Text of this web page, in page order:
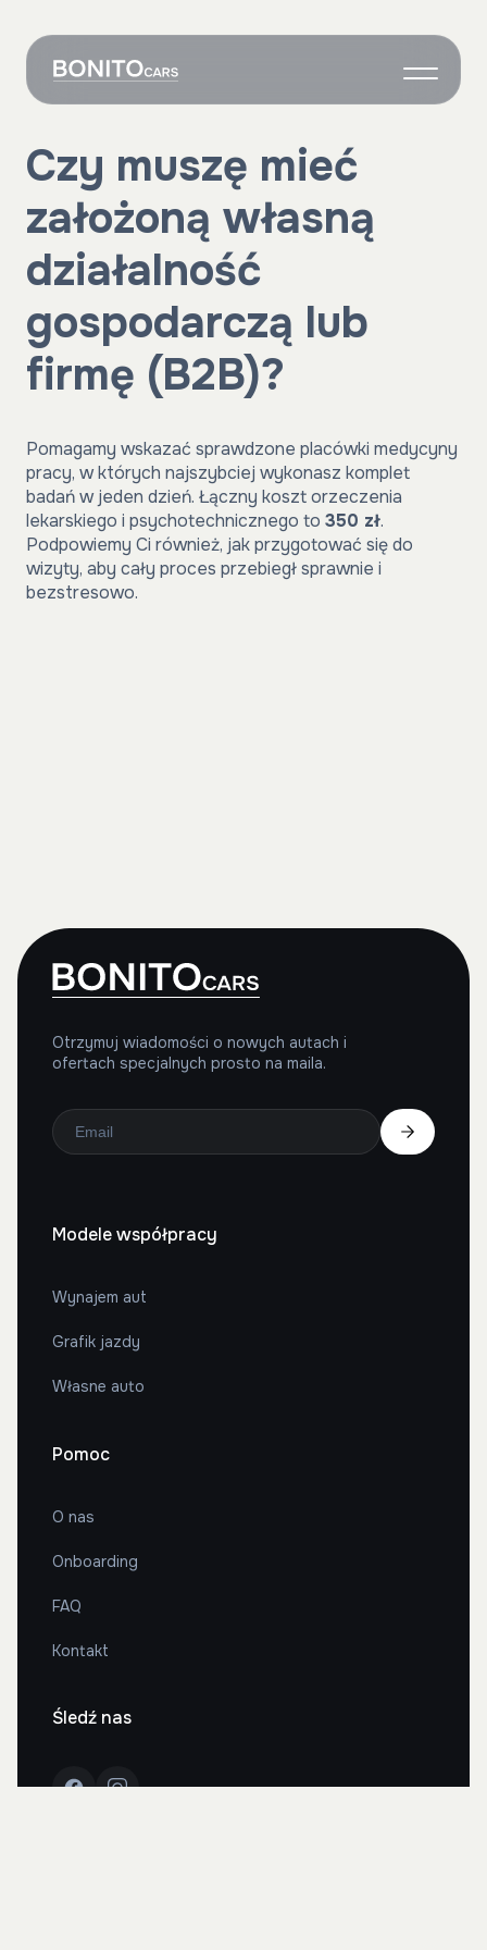
Wynajem
Grafik
Własne auto
Onboarding
Kontakt
Czy muszę mieć
założoną własną
działalność
gospodarczą lub
firmę (B2B)?
Pomagamy wskazać sprawdzone placówki medycyny
pracy, w których najszybciej wykonasz komplet
badań w jeden dzień. Łączny koszt orzeczenia
lekarskiego i psychotechnicznego to 350 zł.
Podpowiemy Ci również, jak przygotować się do
wizyty, aby cały proces przebiegł sprawnie i
bezstresowo.
Otrzymuj wiadomości o nowych autach i
ofertach specjalnych prosto na maila.
Modele współpracy
Wynajem aut
Grafik jazdy
Własne auto
Pomoc
O nas
Onboarding
FAQ
Kontakt
Śledź nas